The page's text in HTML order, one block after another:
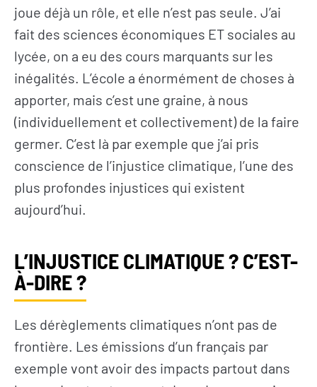
joue déjà un rôle, et elle n’est pas seule. J’ai
fait des sciences économiques ET sociales au
lycée, on a eu des cours marquants sur les
inégalités. L’école a énormément de choses à
apporter, mais c’est une graine, à nous
(individuellement et collectivement) de la faire
germer. C’est là par exemple que j’ai pris
conscience de l’injustice climatique, l’une des
plus profondes injustices qui existent
aujourd’hui.
L’INJUSTICE CLIMATIQUE ? C’EST-
À-DIRE ?
Les dérèglements climatiques n’ont pas de
frontière. Les émissions d’un français par
exemple vont avoir des impacts partout dans